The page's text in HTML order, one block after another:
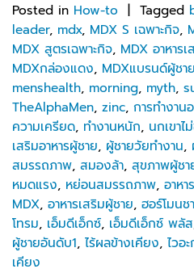
Posted in How-to | Tagged
leader, mdx, MDX S เฉพาะกิจ,
MDX สูตรเฉพาะกิจ, MDX อาหาร
MDXกล่องแดง, MDXแบรนด์ผู้ชา
menshealth, morning, myth,
TheAlphaMen, zinc, การทำงาน
ความเครียด, ทำงานหนัก, นกเขาไ
เสริมอาหารผู้ชาย, ผู้ชายวัยทำงาน,
สมรรถภาพ, สมองล้า, สุขภาพผู้ชา
หมดแรง, หย่อนสมรรถภาพ, อาหา
MDX, อาหารเสริมผู้ชาย, ฮอร์โมนช
โทรม, เอ็มดีเอ็กซ์, เอ็มดีเอ็กซ์ พลัส
ผู้ชายอันดับ1, ไร้ผลข้างเคียง, ไวอ
เคียง